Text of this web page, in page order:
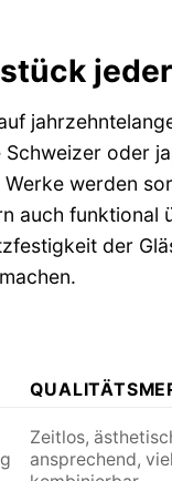
oder
werden
auch funktional
der
Zeitlos,
ansprechend,